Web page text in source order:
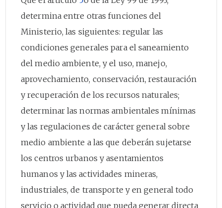
determina entre otras funciones del
Ministerio, las siguientes: regular las
condiciones generales para el saneamiento
del medio ambiente, y el uso, manejo,
aprovechamiento, conservación, restauración
y recuperación de los recursos naturales;
determinar las normas ambientales mínimas
y las regulaciones de carácter general sobre
medio ambiente a las que deberán sujetarse
los centros urbanos y asentamientos
humanos y las actividades mineras,
industriales, de transporte y en general todo
servicio o actividad que pueda generar directa